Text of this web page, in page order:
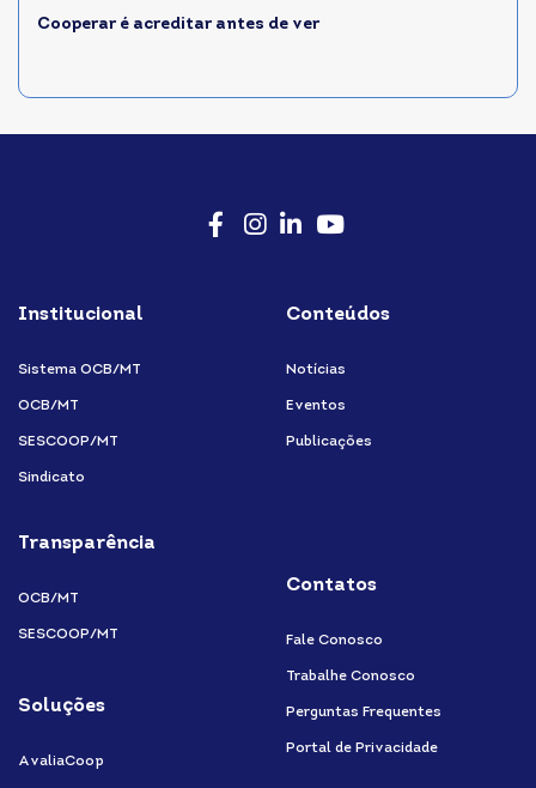
Cooperar é acreditar antes de ver
Institucional
Sistema OCB/MT
OCB/MT
SESCOOP/MT
Sindicato
Transparência
OCB/MT
SESCOOP/MT
Soluções
AvaliaCoop
Conteúdos
Notícias
Eventos
Publicações
Contatos
Fale Conosco
Trabalhe Conosco
Perguntas Frequentes
Portal de Privacidade